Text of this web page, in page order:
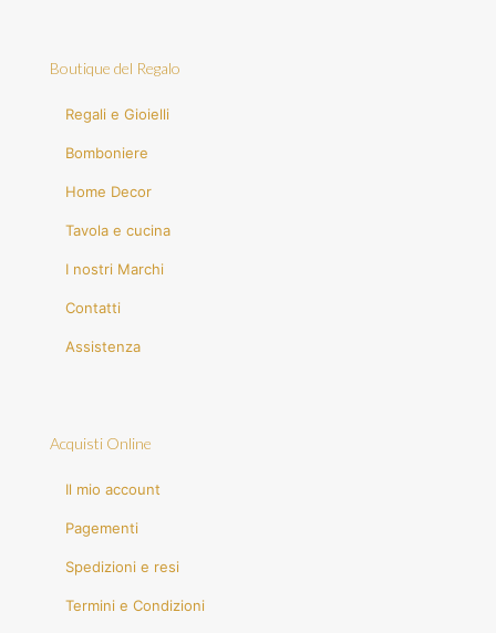
Boutique del Regalo
Regali e Gioielli
Bomboniere
Home Decor
Tavola e cucina
I nostri Marchi
Contatti
Assistenza
Acquisti Online
Il mio account
Pagementi
Spedizioni e resi
Termini e Condizioni